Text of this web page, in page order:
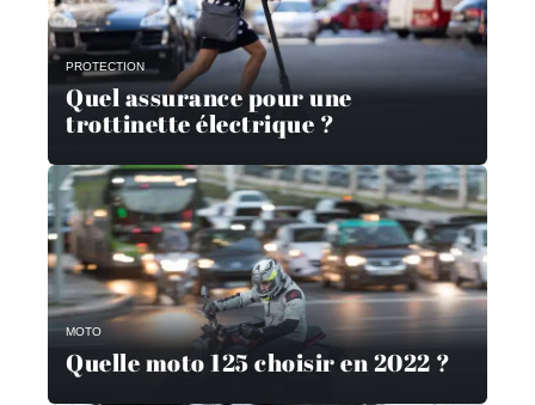
PROTECTION
Quel assurance pour une
trottinette électrique ?
MOTO
Quelle moto 125 choisir en 2022 ?